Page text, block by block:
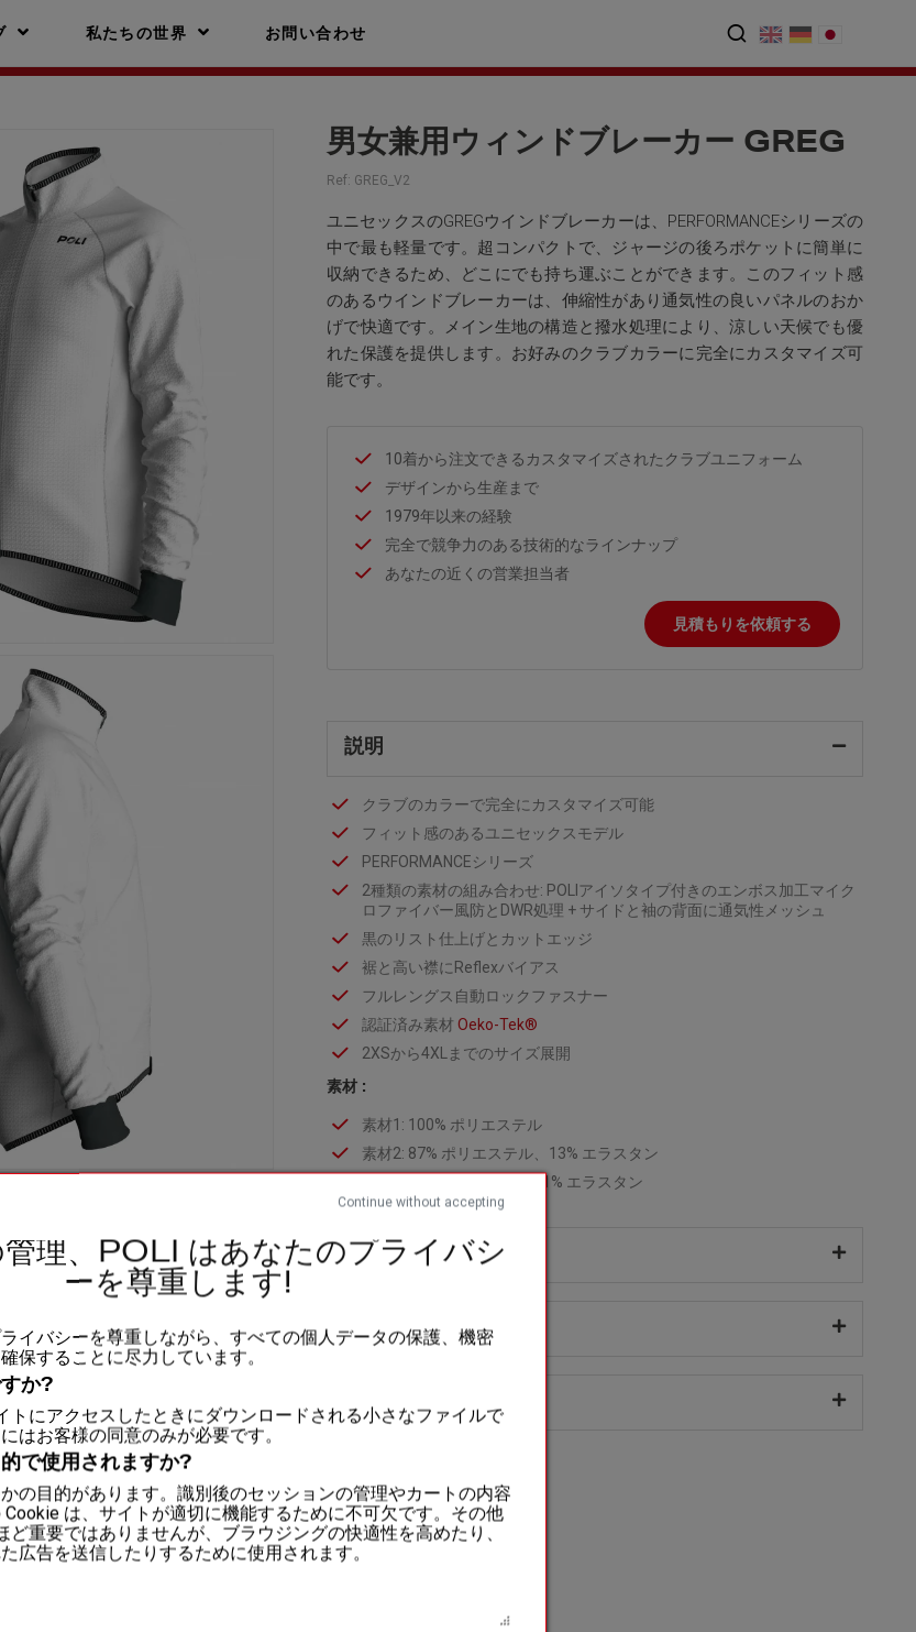
私たちの世界 お問い合わせ
男女兼用ウィンドブレーカー GREG
Ref: GREG_V2
ユニセックスのGREGウインドブレーカーは、PERFORMANCEシリーズの
中で最も軽量です。超コンパクトで、ジャージの後ろポケットに簡単に
収納できるため、どこにでも持ち運ぶことができます。このフィット感
のあるウインドブレーカーは、伸縮性があり通気性の良いパネルのおか
げで快適です。メイン生地の構造と撥水処理により、涼しい天候でも優
れた保護を提供します。お好みのクラブカラーに完全にカスタマイズ可
能です。
10着から注文できるカスタマイズされたクラブユニフォーム
デザインから生産まで
1979年以来の経験
完全で競争力のある技術的なラインナップ
あなたの近くの営業担当者
見積もりを依頼する
説明
クラブのカラーで完全にカスタマイズ可能
フィット感のあるユニセックスモデル
PERFORMANCEシリーズ
2種類の素材の組み合わせ: POLIアイソタイプ付きのエンボス加工マイク
ロファイバー風防とDWR処理 + サイドと袖の背面に通気性メッシュ
黒のリスト仕上げとカットエッジ
裾と高い襟にReflexバイアス
フルレングス自動ロックファスナー
認証済み素材 Oeko-Tek®
2XSから4XLまでのサイズ展開
素材 :
素材1: 100% ポリエステル
素材2: 87% ポリエステル、13% エラスタン
素材3: 79% ポリアミド、21% エラスタン
フィット感とサイズ
洗浄
添付ファイル
Continue without accepting
管理、POLI はあなたのプライバシ
ーを尊重します!
イバシーを尊重しながら、すべての個人データの保護、機密
保することに尽力しています。
か?
トにアクセスしたときにダウンロードされる小さなファイルで
はお客様の同意のみが必要です。
で使用されますか?
の目的があります。識別後のセッションの管理やカートの内容
は、サイトが適切に機能するために不可欠です。その他
ど重要ではありませんが、ブラウジングの快適性を高めたり、
広告を送信したりするために使用されます。